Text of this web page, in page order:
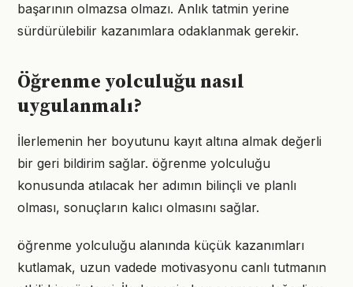
başarının olmazsa olmazı. Anlık tatmin yerine
sürdürülebilir kazanımlara odaklanmak gerekir.
Öğrenme yolculuğu nasıl
uygulanmalı?
İlerlemenin her boyutunu kayıt altına almak değerli
bir geri bildirim sağlar. öğrenme yolculuğu
konusunda atılacak her adımın bilinçli ve planlı
olması, sonuçların kalıcı olmasını sağlar.
öğrenme yolculuğu alanında küçük kazanımları
kutlamak, uzun vadede motivasyonu canlı tutmanın